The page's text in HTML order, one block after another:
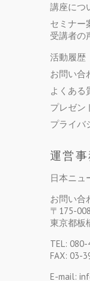
講座につ
セミナー
受講者の
活動履歴
お問い合
よくある
プレゼン
プライバ
運営
日本ニュ
お問い合
〒175-
東京都板
TEL:
FAX: 03-
E-mail: